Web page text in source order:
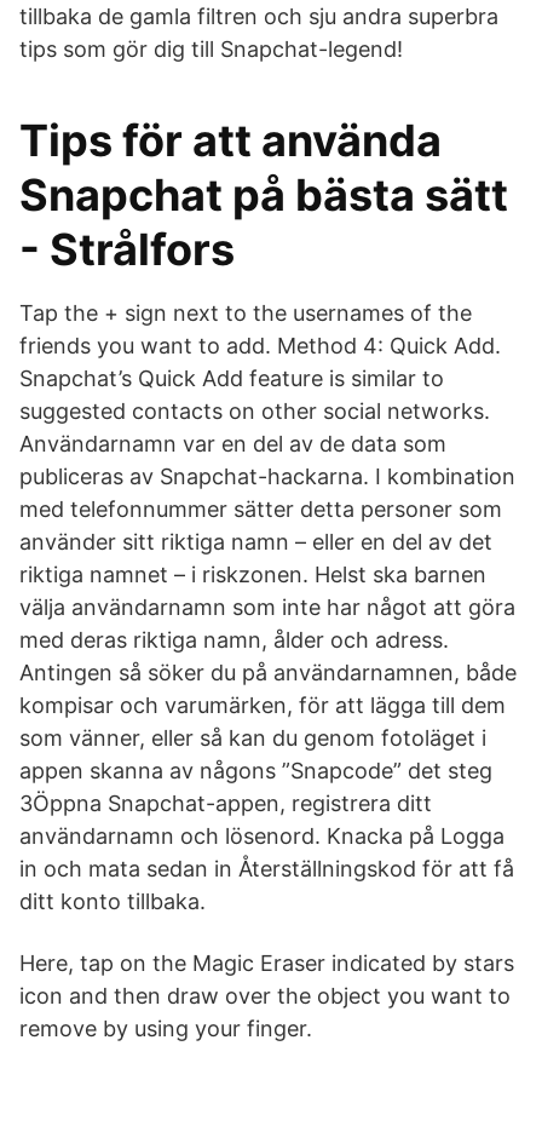
tillbaka de gamla filtren och sju andra superbra
tips som gör dig till Snapchat-legend!
Tips för att använda
Snapchat på bästa sätt
- Strålfors
Tap the + sign next to the usernames of the
friends you want to add. Method 4: Quick Add.
Snapchat’s Quick Add feature is similar to
suggested contacts on other social networks.
Användarnamn var en del av de data som
publiceras av Snapchat-hackarna. I kombination
med telefonnummer sätter detta personer som
använder sitt riktiga namn – eller en del av det
riktiga namnet – i riskzonen. Helst ska barnen
välja användarnamn som inte har något att göra
med deras riktiga namn, ålder och adress.
Antingen så söker du på användarnamnen, både
kompisar och varumärken, för att lägga till dem
som vänner, eller så kan du genom fotoläget i
appen skanna av någons ”Snapcode” det steg
3Öppna Snapchat-appen, registrera ditt
användarnamn och lösenord. Knacka på Logga
in och mata sedan in Återställningskod för att få
ditt konto tillbaka.
Here, tap on the Magic Eraser indicated by stars
icon and then draw over the object you want to
remove by using your finger.